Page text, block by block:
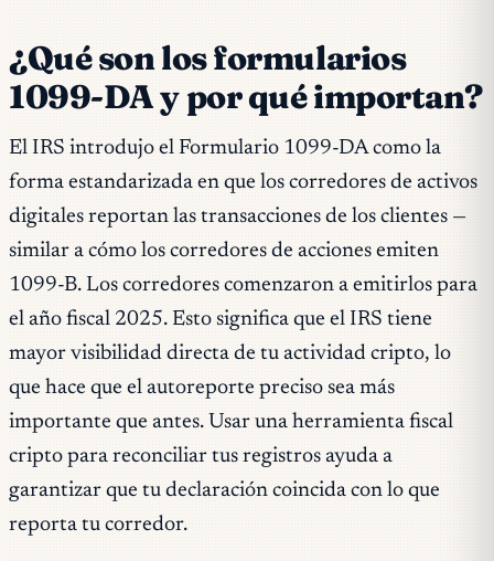
¿Qué son los formularios
1099-DA y por qué importan?
El IRS introdujo el Formulario 1099-DA como la
forma estandarizada en que los corredores de activos
digitales reportan las transacciones de los clientes —
similar a cómo los corredores de acciones emiten
1099-B. Los corredores comenzaron a emitirlos para
el año fiscal 2025. Esto significa que el IRS tiene
mayor visibilidad directa de tu actividad cripto, lo
que hace que el autoreporte preciso sea más
importante que antes. Usar una herramienta fiscal
cripto para reconciliar tus registros ayuda a
garantizar que tu declaración coincida con lo que
reporta tu corredor.